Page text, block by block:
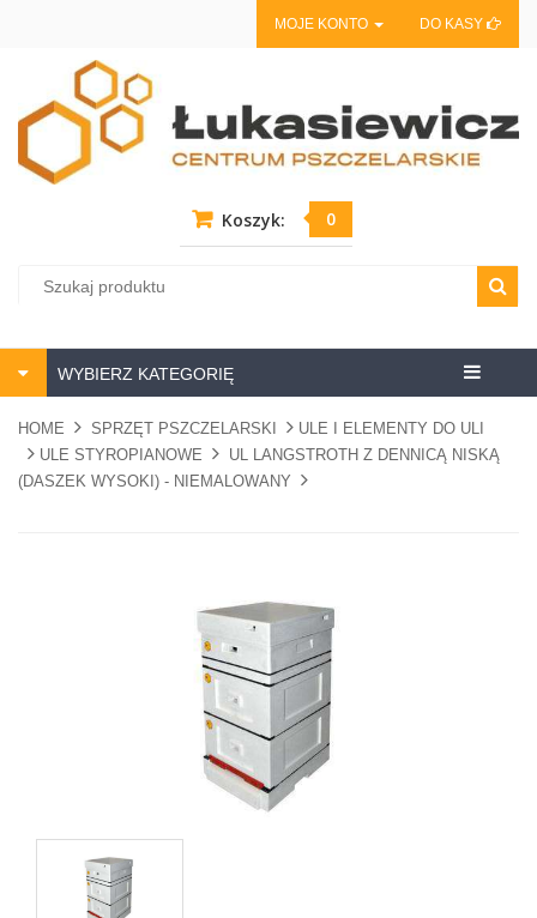
MOJE KONTO DO KASY
Koszyk: 0
Centrum
WYBIERZ KATEGORIĘ
HOME SPRZĘT PSZCZELARSKI
ULE I ELEMENTY DO ULI
ULE STYROPIANOWE
UL LANGSTROTH Z DENNICĄ NISKĄ
(DASZEK WYSOKI) - NIEMALOWANY